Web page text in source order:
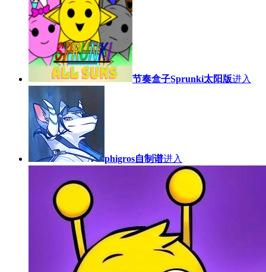
节奏盒子Sprunki太阳版进入
phigros自制谱进入